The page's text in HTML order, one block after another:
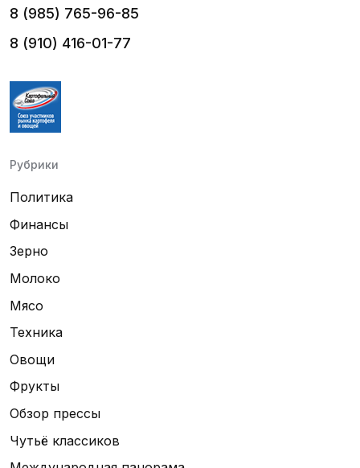
8 (985) 765-96-85
8 (910) 416-01-77
Рубрики
Политика
Финансы
Зерно
Молоко
Мясо
Техника
Овощи
Фрукты
Обзор прессы
Чутьё классиков